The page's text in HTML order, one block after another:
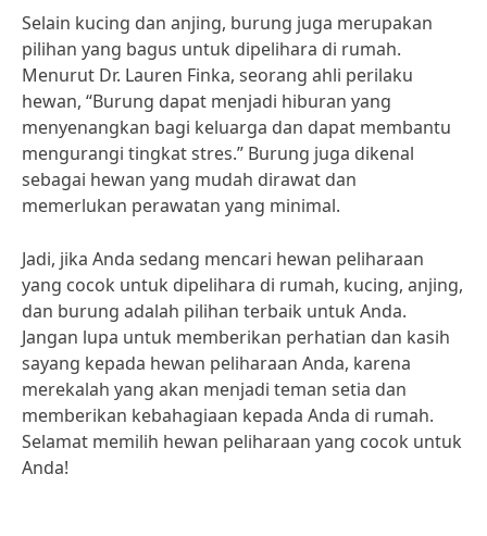
Selain kucing dan anjing, burung juga merupakan
pilihan yang bagus untuk dipelihara di rumah.
Menurut Dr. Lauren Finka, seorang ahli perilaku
hewan, “Burung dapat menjadi hiburan yang
menyenangkan bagi keluarga dan dapat membantu
mengurangi tingkat stres.” Burung juga dikenal
sebagai hewan yang mudah dirawat dan
memerlukan perawatan yang minimal.
Jadi, jika Anda sedang mencari hewan peliharaan
yang cocok untuk dipelihara di rumah, kucing, anjing,
dan burung adalah pilihan terbaik untuk Anda.
Jangan lupa untuk memberikan perhatian dan kasih
sayang kepada hewan peliharaan Anda, karena
merekalah yang akan menjadi teman setia dan
memberikan kebahagiaan kepada Anda di rumah.
Selamat memilih hewan peliharaan yang cocok untuk
Anda!